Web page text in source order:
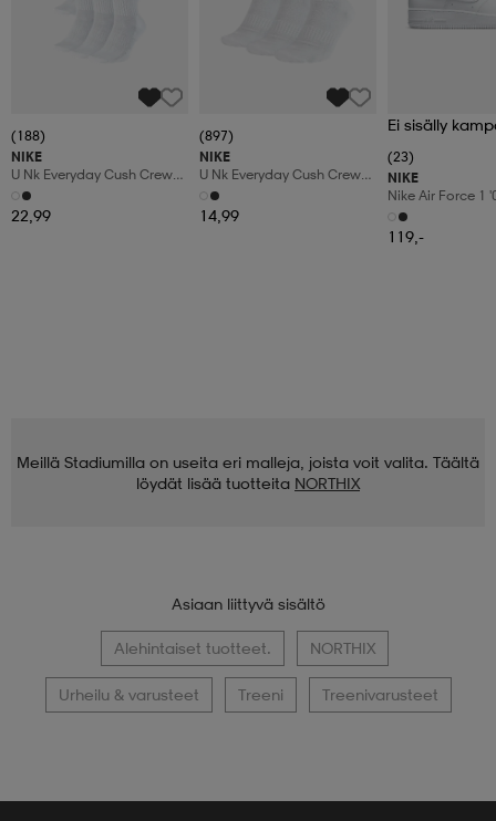
(188)
NIKE
U Nk Everyday Cush Crew
6pr-Bd
22,99
(897)
NIKE
U Nk Everyday Cush Crew
3pr
14,99
Ei sisälly
(23)
NIKE
Nike Air Force 1
Shoes
119,-
Meillä Stadiumilla on useita eri malleja, joista voit valita. Täältä
löydät lisää tuotteita NORTHIX
Asiaan liittyvä sisältö
Alehintaiset tuotteet. NORTHIX
Urheilu & varusteet Treeni Treenivarusteet